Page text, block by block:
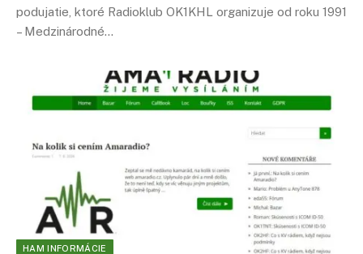
podujatie, ktoré Radioklub OK1KHL organizuje od roku 1991
– Medzinárodné…
HAM INFORMÁCIE